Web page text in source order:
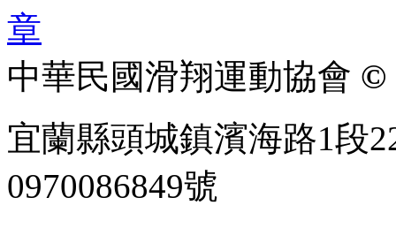
中華民國滑翔運動協會 ©
宜蘭縣頭城鎮濱海路1
0970086849號